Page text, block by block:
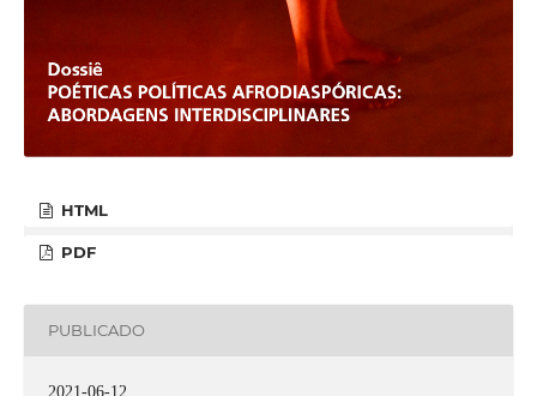
HTML
PDF
PUBLICADO
2021-06-12